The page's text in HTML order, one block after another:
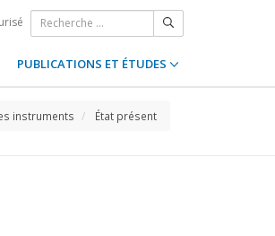
PUBLICATIONS ET ÉTUDES
instruments État présent